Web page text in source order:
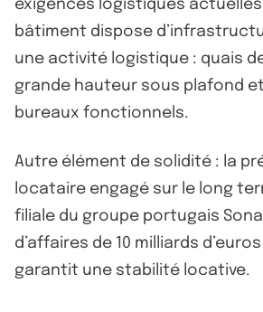
exigences logistiques
bâtiment dispose
une activité logistique : quais
grande hauteur sous plafond
bureaux fonctionnels.
Autre élément de solidité : la
locataire engagé sur le long
filiale du groupe portugais
d’affaires de 10 milliards
garantit une stabilité locative.